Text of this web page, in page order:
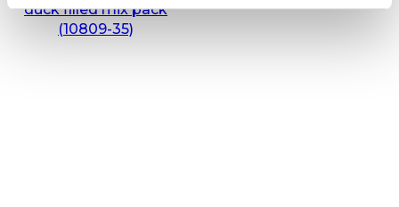
duck filled mix pack
(10809-35)